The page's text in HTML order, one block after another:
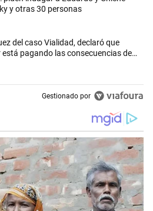
y otras 30 personas
título "Jorge Gorini, el juez del caso
del caso Vialidad, declaró que
pagando las consecuencias de
comprobado"
Gestionado por